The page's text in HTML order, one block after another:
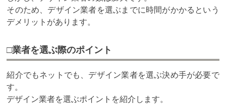
そのため、デザイン業者を選ぶまでに時間がかかるという
デメリットがあります。
□業者を選ぶ際のポイント
紹介でもネットでも、デザイン業者を選ぶ決め手が必要で
す。
デザイン業者を選ぶポイントを紹介します。